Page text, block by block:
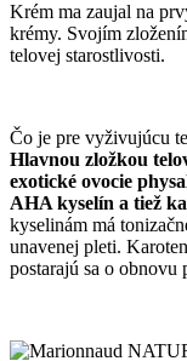
Krém ma zaujal na
krémy. Svojím
telovej starostlivosti.
Čo je pre vyživujúcu
Hlavnou zložkou
exotické ovocie
AHA kyselín a tiež
kyselinám má
unavenej pleti.
postarajú sa o obnovu